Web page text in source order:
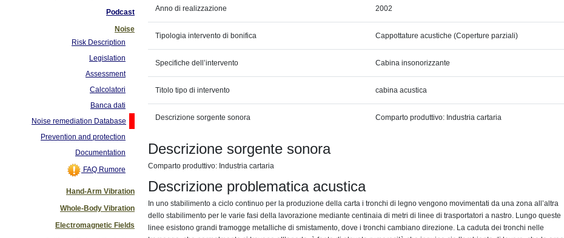
Podcast
Noise
Risk Description
Legislation
Assessment
Calcolatori
Banca dati
Noise remediation Database
Prevention and protection
Documentation
FAQ Rumore
Hand-Arm Vibration
Whole-Body Vibration
Electromagnetic Fields
Anno di realizzazione 2002
Tipologia intervento di bonifica Cappottature acustiche (Coperture parziali)
Specifiche dell’intervento Cabina insonorizzante
Titolo tipo di intervento cabina acustica
Descrizione sorgente sonora Comparto produttivo: Industria cartaria
Descrizione sorgente sonora
Comparto produttivo: Industria cartaria
Descrizione problematica acustica
In uno stabilimento a ciclo continuo per la produzione della carta i tronchi di legno vengono movimentati da una zona all’altra
dello stabilimento per le varie fasi della lavorazione mediante centinaia di metri di linee di trasportatori a nastro. Lungo queste
linee esistono grandi tramogge metalliche di smistamento, dove i tronchi cambiano direzione. La caduta dei tronchi nelle